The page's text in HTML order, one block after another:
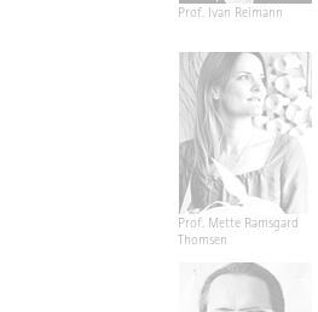
Prof. Ivan Reimann
Prof. Mette Ramsgard
Thomsen